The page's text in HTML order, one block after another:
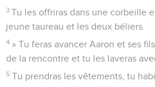
3 Tu les offriras dans une corbeille
jeune taureau et les deux béliers.
4 » Tu feras avancer Aaron et ses
de la rencontre et tu les laveras
5 Tu prendras les vêtements, tu